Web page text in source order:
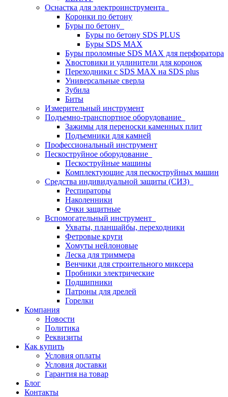
Оснастка для электроинструмента
Коронки по бетону
Буры по бетону
Буры по бетону SDS PLUS
Буры SDS MAX
Буры проломные SDS MAX для перфоратора
Хвостовики и удлинители для коронок
Переходники с SDS MAX на SDS plus
Универсальные сверла
Зубила
Биты
Измерительный инструмент
Подъемно-транспортное оборудование
Зажимы для переноски каменных плит
Подъемники для камней
Профессиональный инструмент
Пескоструйное оборудование
Пескоструйные машины
Комплектующие для пескоструйных машин
Средства индивидуальной защиты (СИЗ)
Респираторы
Наколенники
Очки защитные
Вспомогательный инструмент
Ухваты, планшайбы, переходники
Фетровые круги
Хомуты нейлоновые
Леска для триммера
Венчики для строительного миксера
Пробники электрические
Подшипники
Патроны для дрелей
Горелки
Компания
Новости
Политика
Реквизиты
Как купить
Условия оплаты
Условия доставки
Гарантия на товар
Блог
Контакты